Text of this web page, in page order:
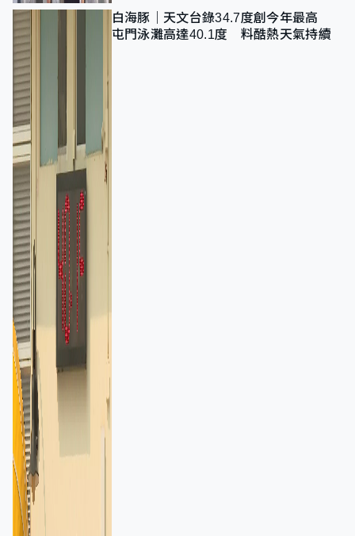
白海豚｜天文台錄34.7度創今年最高
屯門泳灘高達40.1度 料酷熱天氣持續